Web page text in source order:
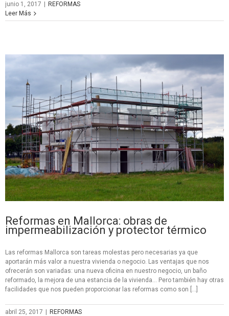
junio 1, 2017
REFORMAS
Leer Más
Reformas en Mallorca: obras de
impermeabilización y protector térmico
Las reformas Mallorca son tareas molestas pero necesarias ya que
aportarán más valor a nuestra vivienda o negocio. Las ventajas que nos
ofrecerán son variadas: una nueva oficina en nuestro negocio, un baño
reformado, la mejora de una estancia de la vivienda… Pero también hay otras
facilidades que nos pueden proporcionar las reformas como son […]
abril 25, 2017 | REFORMAS